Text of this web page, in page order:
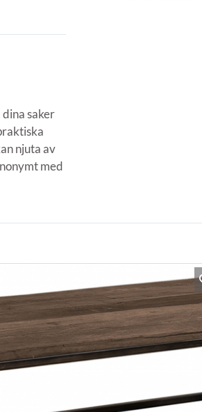
saker
njuta av
med